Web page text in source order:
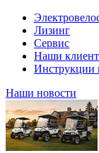
Лизинг
Сервис
Наши
Инструкции
Наши новости